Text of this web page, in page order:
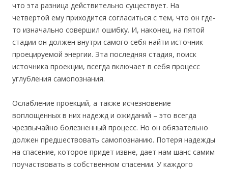
что эта разница действительно существует. На
четвертой ему приходится согласиться с тем, что он где-
то изначально совершил ошибку. И, наконец, на пятой
стадии он должен внутри самого себя найти источник
проецируемой энергии. Эта последняя стадия, поиск
источника проекции, всегда включает в себя процесс
углубления самопознания.
Ослабление проекций, а также исчезновение
воплощенных в них надежд и ожиданий – это всегда
чрезвычайно болезненный процесс. Но он обязательно
должен предшествовать самопознанию. Потеря надежды
на спасение, которое придет извне, дает нам шанс самим
поучаствовать в собственном спасении. У каждого